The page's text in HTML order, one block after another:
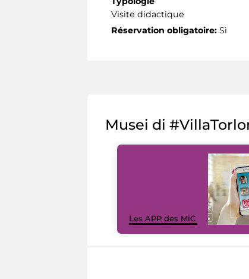
Visite didactique
Réservation obligatoire: Sì
Musei di
Les APP des MiC